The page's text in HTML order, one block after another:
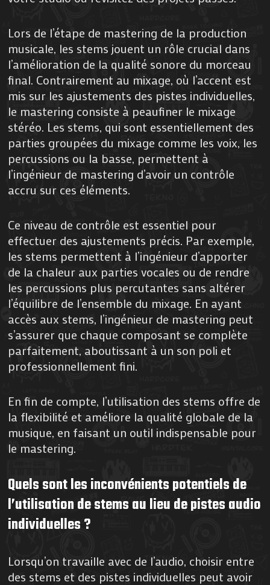
Lors de l’étape de mastering de la production
musicale, les stems jouent un rôle crucial dans
l’amélioration de la qualité sonore du morceau
final. Contrairement au mixage, où l’accent est
mis sur les ajustements des pistes individuelles,
le mastering consiste à peaufiner le mixage
stéréo. Les stems, qui sont essentiellement des
parties groupées du mixage comme les voix, les
percussions ou la basse, permettent à
l’ingénieur de mastering d’avoir un contrôle
accru sur ces éléments.
Ce niveau de contrôle est essentiel pour
effectuer des ajustements précis. Par exemple,
les stems permettent à l’ingénieur d’apporter
de la chaleur aux parties vocales ou de rendre
les percussions plus percutantes sans altérer
l’équilibre de l’ensemble du mixage. En ayant
accès aux stems, l’ingénieur de mastering peut
s’assurer que chaque composant se complète
parfaitement, aboutissant à un son poli et
professionnellement fini.
En fin de compte, l’utilisation des stems offre de
la flexibilité et améliore la qualité globale de la
musique, en faisant un outil indispensable pour
le mastering.
Quels sont les inconvénients potentiels de
l’utilisation de stems au lieu de pistes audio
individuelles ?
Lorsqu’on travaille avec de l’audio, choisir entre
des stems et des pistes individuelles peut avoir